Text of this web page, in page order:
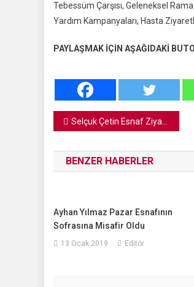
Tebessüm Çarşısı, Geleneksel
Yardım Kampanyaları, Hasta
PAYLAŞMAK İÇİN AŞAĞIDAKİ
Yazı
gezinmesi
Selçuk Çetin Esnaf Ziyaretlerini Sürdürüyor
BENZER HABERLER
Ayhan Yılmaz Pazar Esnafının
Sofrasına Misafir Oldu
13 Ocak 2019 Editör